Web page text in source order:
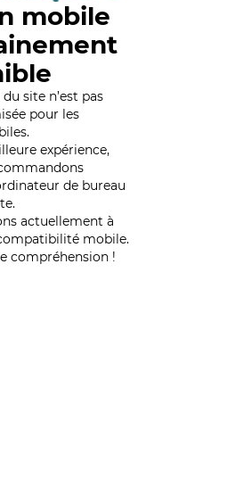
mobile
site n’est pas
pour les
expérience,
de bureau
actuellement à
mobile.
compréhension !